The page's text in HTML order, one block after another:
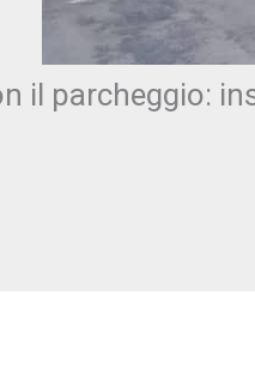
il parcheggio: